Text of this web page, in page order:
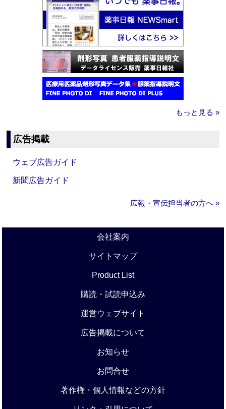
もっと見る »
広告掲載
ウェブ広告ガイド
新聞広告ガイド
広報・宣伝担当者の方へ »
会社案内
サイトマップ
Product List
購読・試読申込み
運営ウェブサイト
広告掲載について
お知らせ
お問合せ
著作権・個人情報などの方針